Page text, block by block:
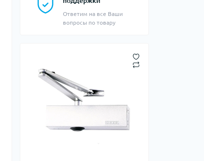
Ответим на все Ваши
вопросы по товару